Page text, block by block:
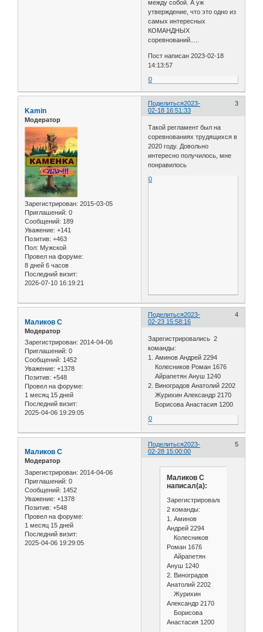
между собой. А уж
утверждение, что это одно из
самых интересных
КОМАНДНЫХ
соревнований.....
Пост написан 2023-02-18
14:13:57
0
Поделиться 3
2023-
02-18 16:51:33
Kamin
Модератор
Зарегистрирован: 2015-03-05
Приглашений: 0
Сообщений: 189
Уважение: +141
Позитив: +463
Пол: Мужской
Провел на форуме:
8 дней 6 часов
Последний визит:
2026-07-10 16:19:21
Такой регламент был на
соревнованиях трудящихся в
2020 году. Довольно
интересно получилось, мне
понравилось
0
Поделиться 4
2023-
02-23 15:58:16
Маликов С
Модератор
Зарегистрирован: 2014-04-06
Приглашений: 0
Сообщений: 1452
Уважение: +1378
Позитив: +548
Провел на форуме:
1 месяц 15 дней
Последний визит:
2025-04-06 19:29:05
Зарегистрировались 2
команды:
1. Аминов Андрей 2294
Колесников Роман 1676
Айрапетян Ануш 1240
2. Виноградов Анатолий 2202
Журихин Александр 2170
Борисова Анастасия 1200
0
Поделиться 5
2023-
02-28 15:00:00
Маликов С
Модератор
Зарегистрирован: 2014-04-06
Приглашений: 0
Сообщений: 1452
Уважение: +1378
Позитив: +548
Провел на форуме:
1 месяц 15 дней
Последний визит:
2025-04-06 19:29:05
Маликов С
написал(а):
Зарегистрировались
2 команды:
1. Аминов
Андрей 2294
Колесников
Роман 1676
Айрапетян
Ануш 1240
2. Виноградов
Анатолий 2202
Журихин
Александр 2170
Борисова
Анастасия 1200